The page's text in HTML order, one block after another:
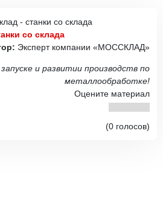
со склада
Эксперт компании «МОССКЛАД»
и развитии производств по
металлообработке!
Оцените материал
(0 голосов)